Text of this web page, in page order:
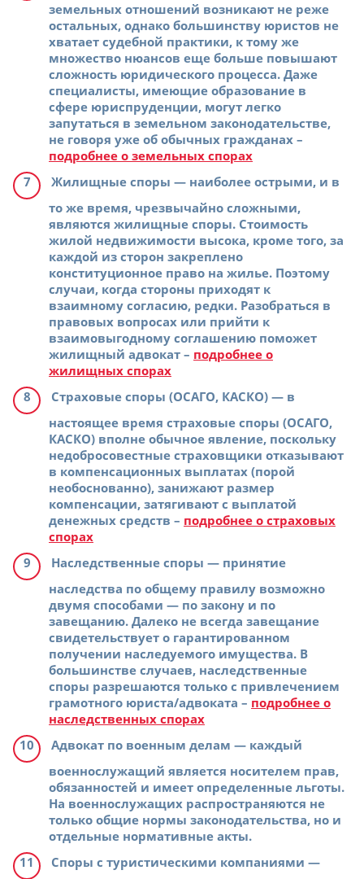
земельных отношений возникают не реже
остальных, однако большинству юристов не
хватает судебной практики, к тому же
множество нюансов еще больше повышают
сложность юридического процесса. Даже
специалисты, имеющие образование в
сфере юриспруденции, могут легко
запутаться в земельном законодательстве,
не говоря уже об обычных гражданах –
подробнее о земельных спорах
Жилищные споры — наиболее острыми, и в
то же время, чрезвычайно сложными,
являются жилищные споры. Стоимость
жилой недвижимости высока, кроме того, за
каждой из сторон закреплено
конституционное право на жилье. Поэтому
случаи, когда стороны приходят к
взаимному согласию, редки. Разобраться в
правовых вопросах или прийти к
взаимовыгодному соглашению поможет
жилищный адвокат – подробнее о
жилищных спорах
Страховые споры (ОСАГО, КАСКО) — в
настоящее время страховые споры (ОСАГО,
КАСКО) вполне обычное явление, поскольку
недобросовестные страховщики отказывают
в компенсационных выплатах (порой
необоснованно), занижают размер
компенсации, затягивают с выплатой
денежных средств – подробнее о страховых
спорах
Наследственные споры — принятие
наследства по общему правилу возможно
двумя способами — по закону и по
завещанию. Далеко не всегда завещание
свидетельствует о гарантированном
получении наследуемого имущества. В
большинстве случаев, наследственные
споры разрешаются только с привлечением
грамотного юриста/адвоката – подробнее о
наследственных спорах
Адвокат по военным делам — каждый
военнослужащий является носителем прав,
обязанностей и имеет определенные льготы.
На военнослужащих распространяются не
только общие нормы законодательства, но и
отдельные нормативные акты.
Споры с туристическими компаниями —